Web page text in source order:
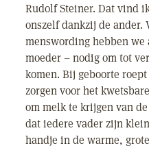
Rudolf Steiner. Dat vind
onszelf dankzij de ander.
menswording hebben we
moeder – nodig om tot
komen. Bij geboorte
zorgen voor het
om melk te krijgen van
dat iedere vader zijn
handje in de warme,